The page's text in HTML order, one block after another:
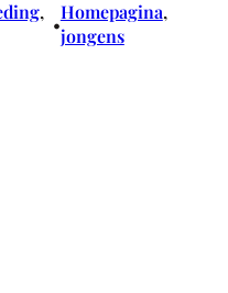
•
Homepagina ,
jongens